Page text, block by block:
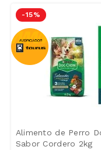
-15 %
Alimento de Perro
Sabor Cordero 2kg